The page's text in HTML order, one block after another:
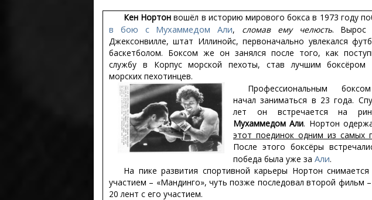
Кен Нортон вошёл в историю мирового бокса в 1973 году
в бою с Мухаммедом Али, сломав ему челюсть. Вырос
Джексонвилле, штат Иллинойс, первоначально увлекался
баскетболом. Боксом же он занялся после того, как
службу в Корпус морской пехоты, став лучшим боксёром
морских пехотинцев.
Профессиональным
начал заниматься в 23 года.
лет он встречается на
Мухаммедом Али. Нортон
этот поединок одним из самых
После этого боксёры
победа была уже за Али.
На пике развития спортивной карьеры Нортон
участием – «Мандинго», чуть позже последовал второй фильм
20 лент с его участием.